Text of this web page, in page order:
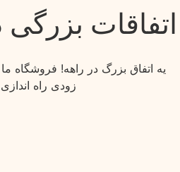
اتفاقات
یه اتفاق بزرگ در راهه!
زودی راه